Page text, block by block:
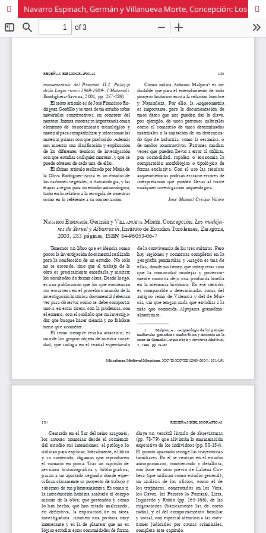
Navarro Espinach, Germán y Villanueva Morte, Concepción: Los mudéjares de Teruel y Albarracín, Instituto de Estudios Turolenses, Zaragoza, 2003, 283 páginas, ISBN 84-96053-06-7